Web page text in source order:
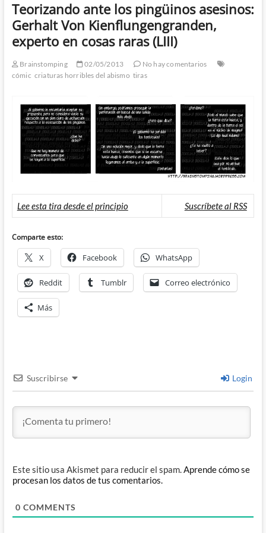
Teorizando ante los pingüinos asesinos:
Gerhalt Von Kienflungengranden,
experto en cosas raras (LIII)
Brainstomping 02/05/2013
No hay comentarios
cómic criaturas horribles del abismo tiras
Lee esta tira desde el principio Suscríbete al RSS
Comparte esto:
X Facebook WhatsApp
Reddit Tumblr Correo electrónico
Más
Suscribirse Login
Este sitio usa Akismet para reducir el spam.Aprende cómo se
procesan los datos de tus comentarios.
0 COMMENTS